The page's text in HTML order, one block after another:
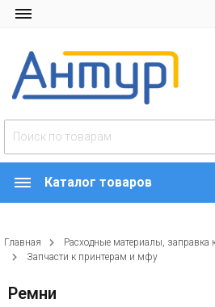
Каталог товаров
Главная
Расходные материалы, заправка
Запчасти к принтерам и мфу
Ремни